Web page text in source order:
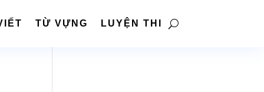
TỪ VỰNG LUYỆN THI